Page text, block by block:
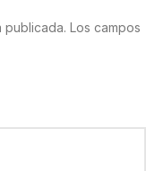
Los campos